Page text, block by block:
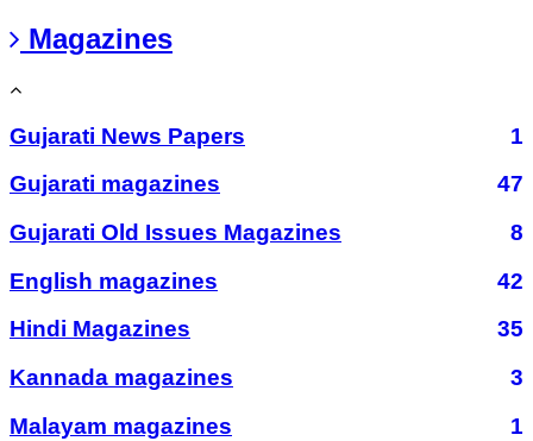
Magazines
Gujarati News Papers
1
Gujarati magazines
47
Gujarati Old Issues Magazines
8
English magazines
42
Hindi Magazines
35
Kannada magazines
3
Malayam magazines
1